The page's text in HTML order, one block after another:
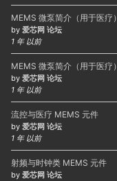
MEMS 微泵简介（用于医疗）
by 爱芯网 论坛
1 年 以前
MEMS 微泵简介（用于医疗）
by 爱芯网 论坛
1 年 以前
流控与医疗 MEMS 元件
by 爱芯网 论坛
1 年 以前
射频与时钟类 MEMS 元件
by 爱芯网 论坛